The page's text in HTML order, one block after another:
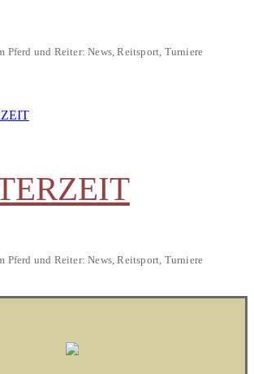
Pferd und Reiter: News, Reitsport, Turniere
Pferd und Reiter: News, Reitsport, Turniere